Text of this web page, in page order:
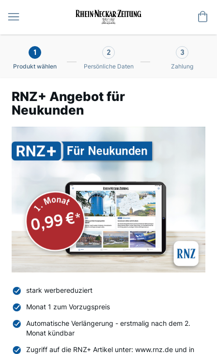
1
Produkt wählen
2
Persönliche Daten
3
Zahlung
RNZ+ Angebot für
Neukunden
stark werbereduziert
Monat 1 zum Vorzugspreis
Automatische Verlängerung - erstmalig nach dem 2.
Monat kündbar
Zugriff auf die RNZ+ Artikel unter: www.rnz.de und in